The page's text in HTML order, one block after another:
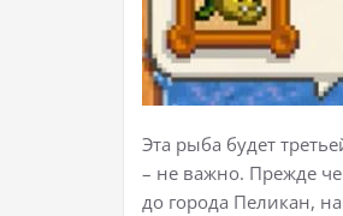
Эта рыба будет
– не важно. Прежде
до города Пеликан,